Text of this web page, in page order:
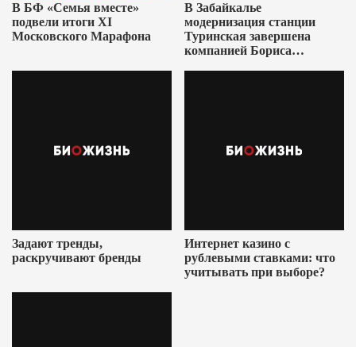
В БФ «Семья вместе»
подвели итоги XI
Московского Марафона
В Забайкалье
модернизация станции
Туринская завершена
компанией Бориса
Задают тренды,
раскручивают бренды
Интернет казино с
рублевыми ставками: что
учитывать при выборе?